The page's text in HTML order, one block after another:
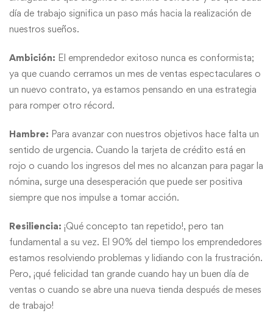
día de trabajo significa un paso más hacia la realización de
nuestros sueños.
Ambición: El emprendedor exitoso nunca es conformista;
ya que cuando cerramos un mes de ventas espectaculares o
un nuevo contrato, ya estamos pensando en una estrategia
para romper otro récord.
Hambre: Para avanzar con nuestros objetivos hace falta un
sentido de urgencia. Cuando la tarjeta de crédito está en
rojo o cuando los ingresos del mes no alcanzan para pagar la
nómina, surge una desesperación que puede ser positiva
siempre que nos impulse a tomar acción.
Resiliencia: ¡Qué concepto tan repetido!, pero tan
fundamental a su vez. El 90% del tiempo los emprendedores
estamos resolviendo problemas y lidiando con la frustración.
Pero, ¡qué felicidad tan grande cuando hay un buen día de
ventas o cuando se abre una nueva tienda después de meses
de trabajo!